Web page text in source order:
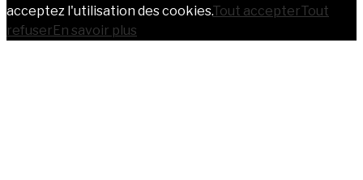
acceptez l'utilisation des cookies.Tout accepterTout
refuserEn savoir plus